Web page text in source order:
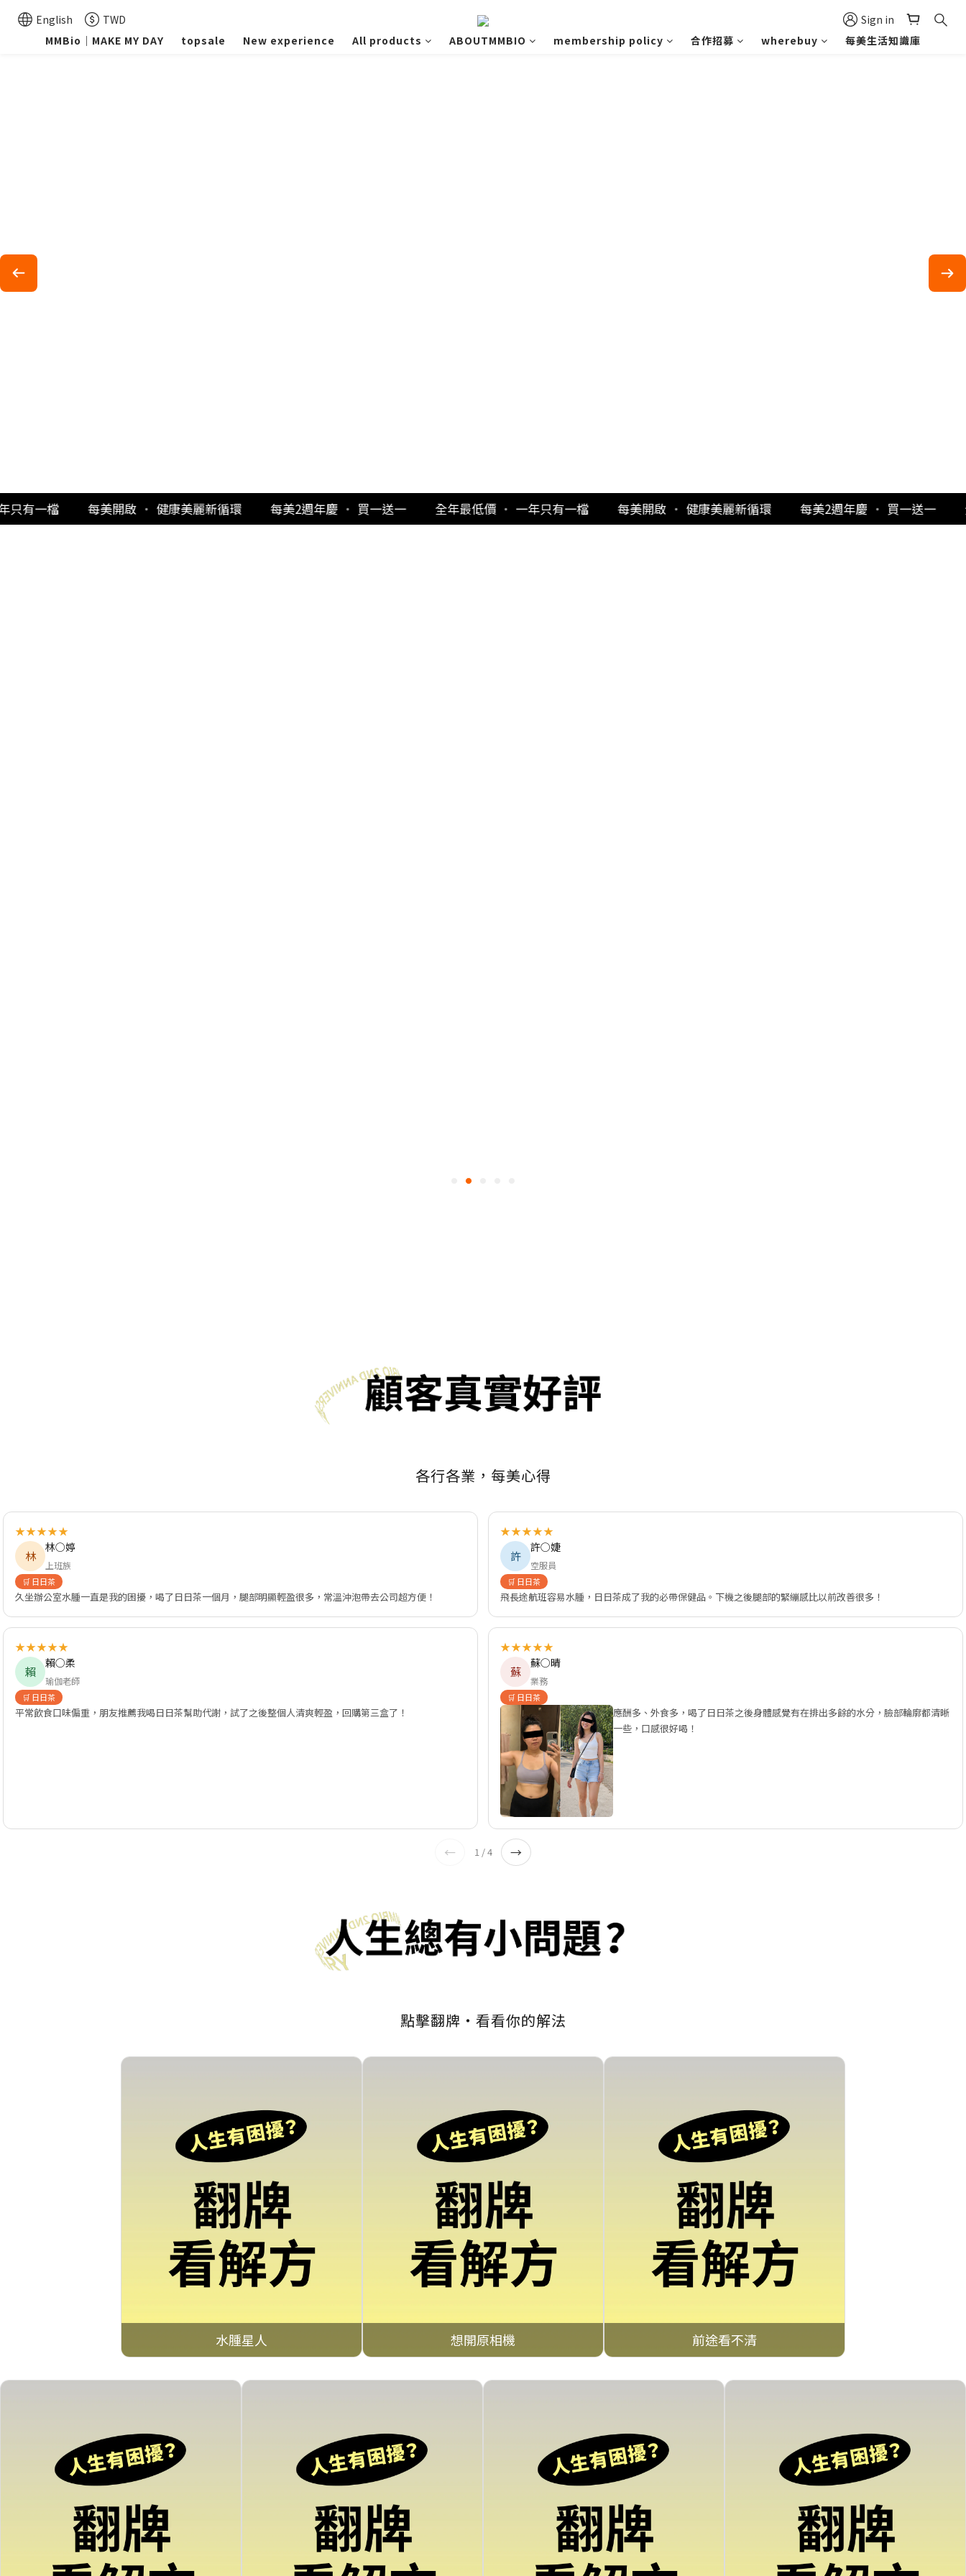
English TWD
Sign in
MMBio｜MAKE MY DAY
topsale New experience All products ABOUTMMBIO membership policy 合作招募 wherebuy 每美生活知識庫
每美開啟 ・ 健康美麗新循環 每美2週年慶 買一送一 全年最低價 一年只有一檔 每美開啟 ・ 健康美麗新循環 每美2週年慶 買一送一 全年最低價
各行各業，每美心得
★★★★★
林
林○婷
上班族
🛒 日日茶
久坐辦公室水腫一直是我的困擾，喝了日日茶一個月，腿部明顯輕盈很多，常溫沖泡帶去公司超方便！
★★★★★
許
許○婕
空服員
🛒 日日茶
飛長途航班容易水腫，日日茶成了我的必帶保健品。下機之後腿部的緊繃感比以前改善很多！
★★★★★
賴
賴○柔
瑜伽老師
🛒 日日茶
平常飲食口味偏重，朋友推薦我喝日日茶幫助代謝，試了之後整個人清爽輕盈，回購第三盒了！
★★★★★
蘇
蘇○晴
業務
🛒 日日茶
應酬多、外食多，喝了日日茶之後身體感覺有在排出多餘的水分，臉部輪廓都清晰
一些，口感很好喝！
← 1 / 4 →
點擊翻牌・看看你的解法
水腫星人
點擊查看 → 想開原相機
點擊查看 → 前途看不清
點擊查看 →